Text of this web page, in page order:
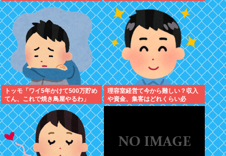
も「目を閉じて無視」して居座ら
れました。無理やり奪われた席
は、結局“やったもん勝ち”にな
っ...
トッモ「ワイ5年かけて500万貯め
てん、これで焼き鳥屋やるわ」
理容室経営て今から難しい？収入
や資金、集客はどれくらい必
要？？